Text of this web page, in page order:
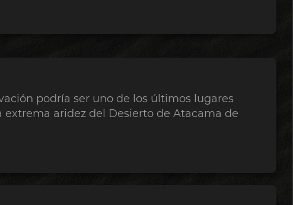
podría ser uno de los últimos lugares
aridez del Desierto de Atacama de